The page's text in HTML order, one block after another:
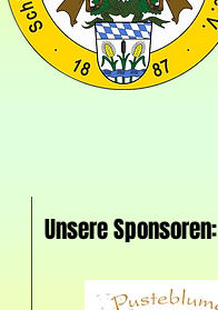
Unsere Sponsoren: